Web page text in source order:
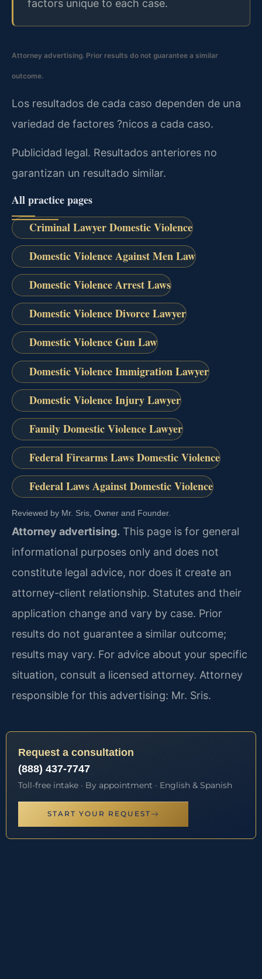
factors unique to each case.
Attorney advertising. Prior results do not guarantee a similar
outcome.
Los resultados de cada caso dependen de una
variedad de factores ?nicos a cada caso.
Publicidad legal. Resultados anteriores no
garantizan un resultado similar.
All practice pages
Criminal Lawyer Domestic Violence
Domestic Violence Against Men Law
Domestic Violence Arrest Laws
Domestic Violence Divorce Lawyer
Domestic Violence Gun Law
Domestic Violence Immigration Lawyer
Domestic Violence Injury Lawyer
Family Domestic Violence Lawyer
Federal Firearms Laws Domestic Violence
Federal Laws Against Domestic Violence
Reviewed by Mr. Sris, Owner and Founder.
Attorney advertising. This page is for general
informational purposes only and does not
constitute legal advice, nor does it create an
attorney-client relationship. Statutes and their
application change and vary by case. Prior
results do not guarantee a similar outcome;
results may vary. For advice about your specific
situation, consult a licensed attorney. Attorney
responsible for this advertising: Mr. Sris.
Request a consultation
(888) 437-7747
Toll-free intake · By appointment · English & Spanish
START YOUR REQUEST